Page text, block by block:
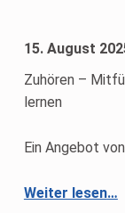
15. August
Zuhören –
lernen
Ein Angebot
Weiter lesen““Was mich bewegt” – Online-
…